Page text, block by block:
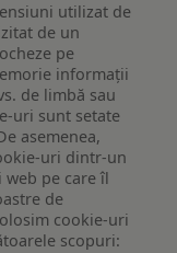
utilizat de
de un
pe
informații
de limbă sau
uri sunt setate
asemenea,
uri dintr-un
pe care îl
de
cookie-uri
scopuri: